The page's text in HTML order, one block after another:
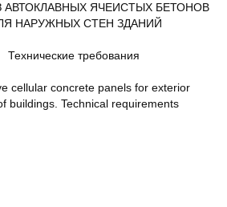
АВТОКЛАВНЫХ ЯЧЕИСТЫХ БЕТОНОВ
НАРУЖНЫХ СТЕН ЗДАНИЙ
Технические требования
cellular concrete panels for exterior
buildings. Teсhnical requirements